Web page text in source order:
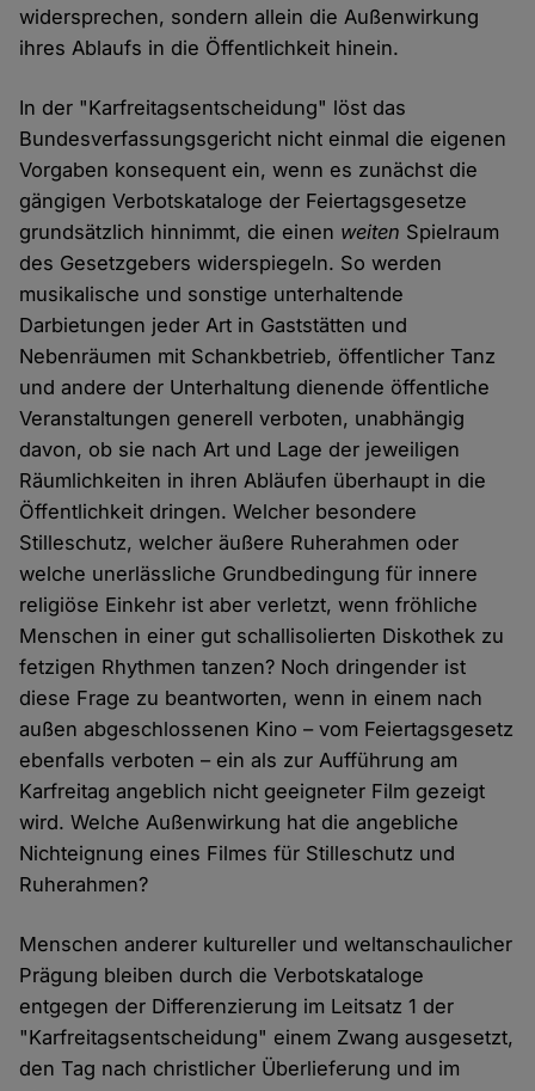
widersprechen, sondern allein die Außenwirkung
ihres Ablaufs in die Öffentlichkeit hinein.
In der "Karfreitagsentscheidung" löst das
Bundesverfassungsgericht nicht einmal die eigenen
Vorgaben konsequent ein, wenn es zunächst die
gängigen Verbotskataloge der Feiertagsgesetze
grundsätzlich hinnimmt, die einen weiten Spielraum
des Gesetzgebers widerspiegeln. So werden
musikalische und sonstige unterhaltende
Darbietungen jeder Art in Gaststätten und
Nebenräumen mit Schankbetrieb, öffentlicher Tanz
und andere der Unterhaltung dienende öffentliche
Veranstaltungen generell verboten, unabhängig
davon, ob sie nach Art und Lage der jeweiligen
Räumlichkeiten in ihren Abläufen überhaupt in die
Öffentlichkeit dringen. Welcher besondere
Stilleschutz, welcher äußere Ruherahmen oder
welche unerlässliche Grundbedingung für innere
religiöse Einkehr ist aber verletzt, wenn fröhliche
Menschen in einer gut schallisolierten Diskothek zu
fetzigen Rhythmen tanzen? Noch dringender ist
diese Frage zu beantworten, wenn in einem nach
außen abgeschlossenen Kino – vom Feiertagsgesetz
ebenfalls verboten – ein als zur Aufführung am
Karfreitag angeblich nicht geeigneter Film gezeigt
wird. Welche Außenwirkung hat die angebliche
Nichteignung eines Filmes für Stilleschutz und
Ruherahmen?
Menschen anderer kultureller und weltanschaulicher
Prägung bleiben durch die Verbotskataloge
entgegen der Differenzierung im Leitsatz 1 der
"Karfreitagsentscheidung" einem Zwang ausgesetzt,
den Tag nach christlicher Überlieferung und im